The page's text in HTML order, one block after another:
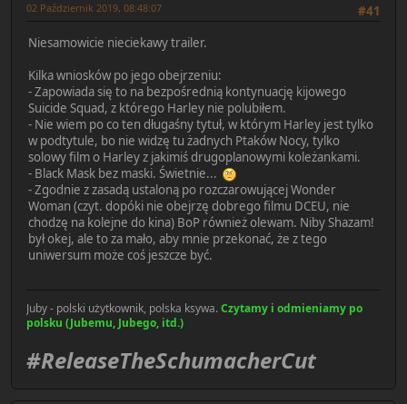
#41
02 Październik 2019, 08:48:07
Niesamowicie nieciekawy trailer.
Kilka wniosków po jego obejrzeniu:
- Zapowiada się to na bezpośrednią kontynuację kijowego
Suicide Squad, z którego Harley nie polubiłem.
- Nie wiem po co ten długaśny tytuł, w którym Harley jest tylko
w podtytule, bo nie widzę tu żadnych Ptaków Nocy, tylko
solowy film o Harley z jakimiś drugoplanowymi koleżankami.
- Black Mask bez maski. Świetnie...
- Zgodnie z zasadą ustaloną po rozczarowującej Wonder
Woman (czyt. dopóki nie obejrzę dobrego filmu DCEU, nie
chodzę na kolejne do kina) BoP również olewam. Niby Shazam!
był okej, ale to za mało, aby mnie przekonać, że z tego
uniwersum może coś jeszcze być.
Juby - polski użytkownik, polska ksywa.Czytamy i odmieniamy po
polsku (Jubemu, Jubego, itd.)
#ReleaseTheSchumacherCut